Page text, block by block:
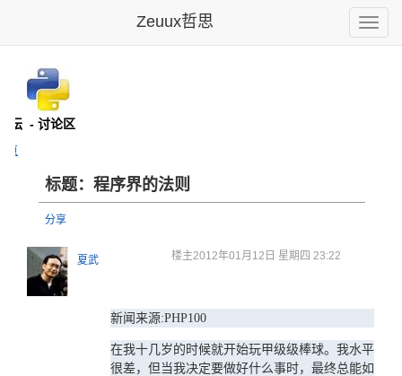
Toggle
Zeuux哲思
坛 - 讨论区
页
标题：程序界的法则
分享
夏武 楼主2012年01月12日 星期四 23:22
新闻来源:PHP100
在我十几岁的时候就开始玩甲级级棒球。我水平
很差，但当我决定要做好什么事时，最终总能如